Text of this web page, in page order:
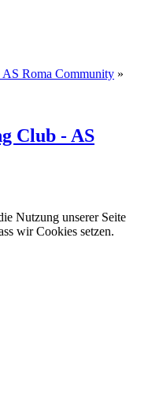
AS Roma Community »
Club - AS
Nutzung unserer Seite
wir Cookies setzen.